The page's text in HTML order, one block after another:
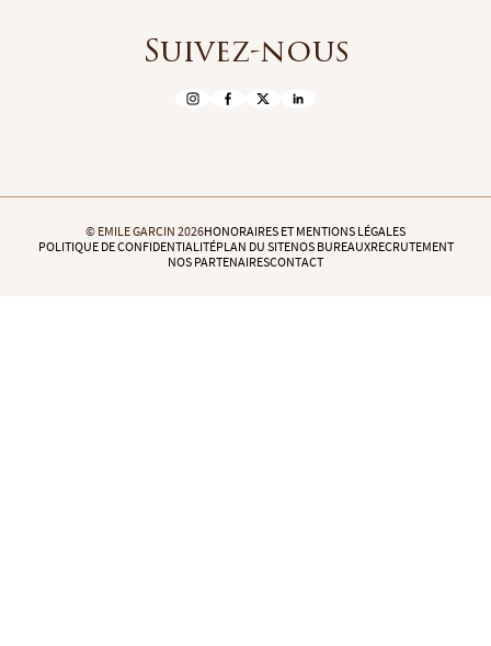
Suivez-nous
© EMILE GARCIN 2026HONORAIRES ET MENTIONS LÉGALES
POLITIQUE DE CONFIDENTIALITÉPLAN DU SITENOS BUREAUXRECRUTEMENT
NOS PARTENAIRESCONTACT